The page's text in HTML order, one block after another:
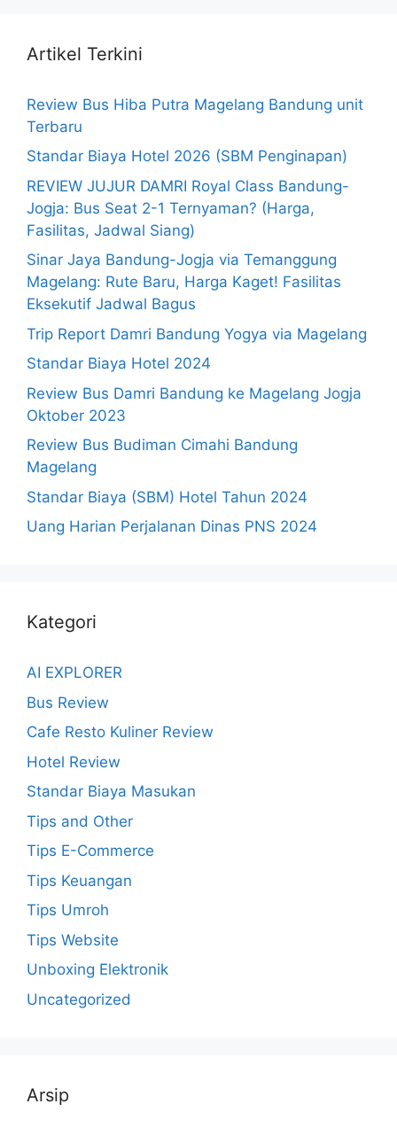
Artikel Terkini
Review Bus Hiba Putra Magelang Bandung unit
Terbaru
Standar Biaya Hotel 2026 (SBM Penginapan)
REVIEW JUJUR DAMRI Royal Class Bandung-
Jogja: Bus Seat 2-1 Ternyaman? (Harga,
Fasilitas, Jadwal Siang)
Sinar Jaya Bandung-Jogja via Temanggung
Magelang: Rute Baru, Harga Kaget! Fasilitas
Eksekutif Jadwal Bagus
Trip Report Damri Bandung Yogya via Magelang
Standar Biaya Hotel 2024
Review Bus Damri Bandung ke Magelang Jogja
Oktober 2023
Review Bus Budiman Cimahi Bandung
Magelang
Standar Biaya (SBM) Hotel Tahun 2024
Uang Harian Perjalanan Dinas PNS 2024
Kategori
AI EXPLORER
Bus Review
Cafe Resto Kuliner Review
Hotel Review
Standar Biaya Masukan
Tips and Other
Tips E-Commerce
Tips Keuangan
Tips Umroh
Tips Website
Unboxing Elektronik
Uncategorized
Arsip